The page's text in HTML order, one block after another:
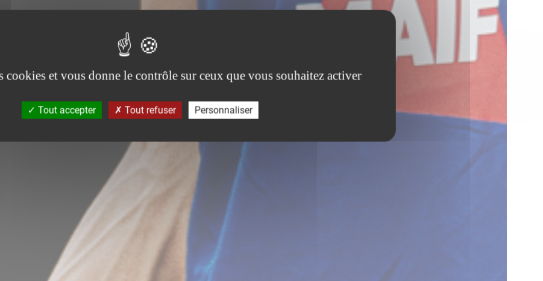
cookies et vous donne le contrôle sur ceux que vous souhaitez activer
Tout accepter Tout refuser Personnaliser